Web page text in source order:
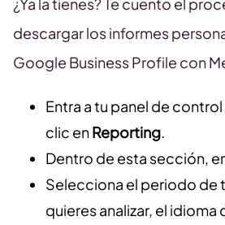
descargar los informes
Google Business Profile con
Entra a tu panel de
clic enReporting.
Dentro de esta sección,
Selecciona el periodo de
quieres analizar, el idioma